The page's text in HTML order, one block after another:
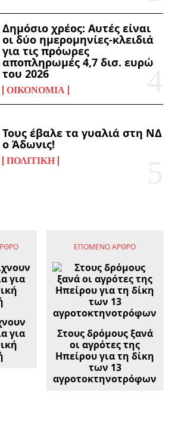
Δημόσιο χρέος: Αυτές είναι
οι δύο ημερομηνίες-κλειδιά
για τις πρόωρες
αποπληρωμές 4,7 δισ. ευρώ
του 2026
ΟΙΚΟΝΟΜΊΑ
Τους έβαλε τα γυαλιά στη ΝΔ
ο Άδωνις!
ΠΟΛΙΤΙΚΉ
για
ΕΠΌΜΕΝΟ ΆΡΘΡΟ
Στους δρόμους ξανά
οι αγρότες της
Ηπείρου για τη δίκη
των 13
αγροτοκτηνοτρόφων